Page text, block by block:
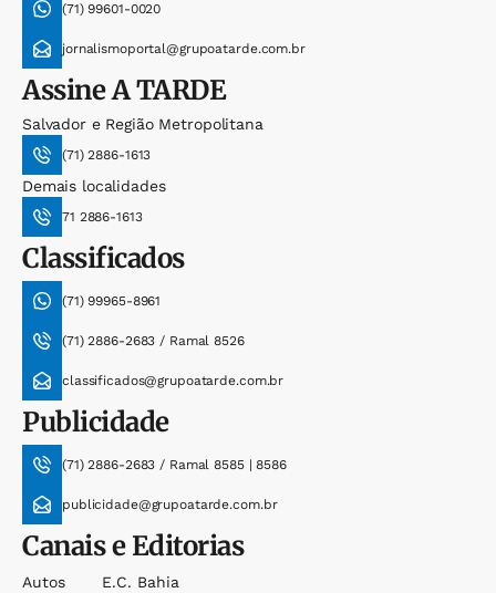
(71) 99601-0020
jornalismoportal@grupoatarde.com.br
AssineA TARDE
Salvador e Região Metropolitana
(71) 2886-1613
Demais localidades
71 2886-1613
Classificados
(71) 99965-8961
(71) 2886-2683 / Ramal 8526
classificados@grupoatarde.com.br
Publicidade
(71) 2886-2683 / Ramal 8585 | 8586
publicidade@grupoatarde.com.br
Canais e Editorias
Autos
E.c. Bahia